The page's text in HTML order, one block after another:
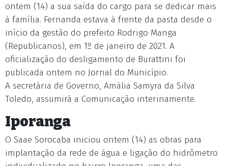
ontem (14) a sua saída do cargo para se dedicar mais
à família. Fernanda estava à frente da pasta desde o
início da gestão do prefeito Rodrigo Manga
(Republicanos), em 1º de janeiro de 2021. A
oficialização do desligamento de Burattini foi
publicada ontem no Jornal do Município.
A secretária de Governo, Amália Samyra da Silva
Toledo, assumirá a Comunicação interinamente.
Iporanga
O Saae Sorocaba iniciou ontem (14) as obras para
implantação da rede de água e ligação do hidrômetro